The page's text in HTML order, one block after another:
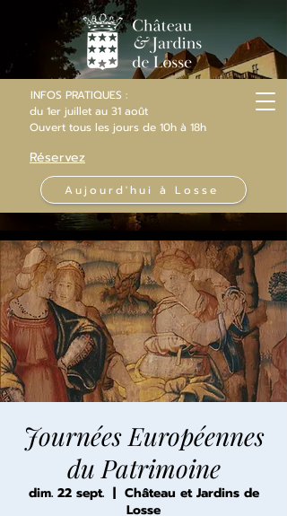
INFOS PRATIQUES :
du 1er juillet au 31 août
Ouvert tous les jours de 10h à 18h
Réservez
Aujourd'hui à Losse
Journées Européennes
du Patrimoine
dim. 22 sept.
  |
Château et Jardins de
Losse